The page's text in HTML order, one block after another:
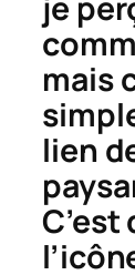
mais
lien